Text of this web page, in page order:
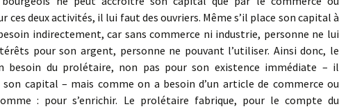
ces deux activités, il lui faut des ouvriers. Même s’il place son capital à
indirectement, car sans commerce ni industrie, personne ne lui
pour son argent, personne ne pouvant l’utiliser. Ainsi donc, le
besoin du prolé­taire, non pas pour son existence immédiate – il
capital – mais comme on a besoin d’un article de commerce ou
: pour s’enrichir. Le prolétaire fabrique, pour le compte du